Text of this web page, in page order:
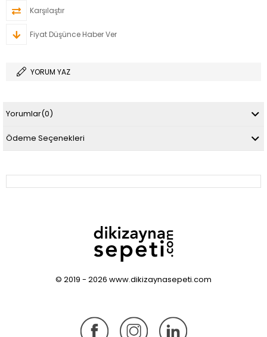
Karşılaştır
Fiyat Düşünce Haber Ver
YORUM YAZ
Yorumlar(0)
Ödeme Seçenekleri
© 2019 - 2026 www.dikizaynasepeti.com